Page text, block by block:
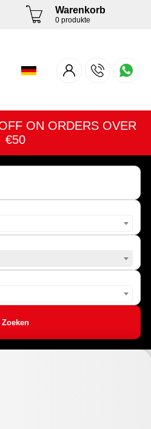
Warenkorb
0 produkte
ON ORDERS OVER
€50
Zoeken